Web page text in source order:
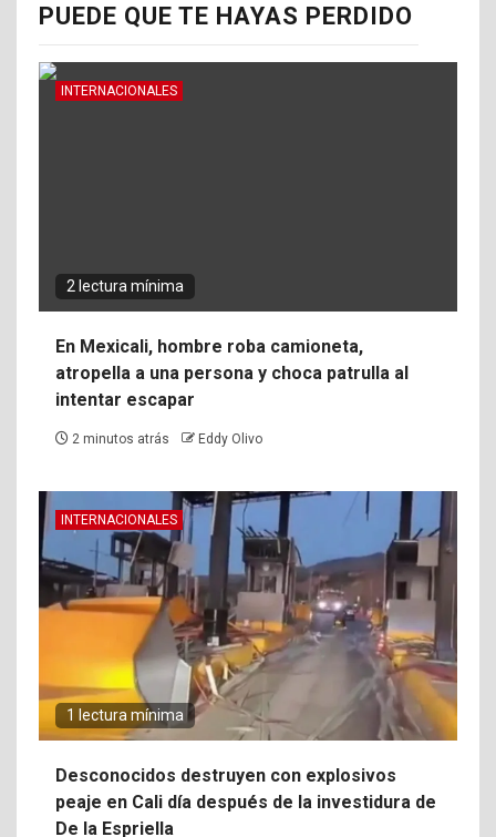
PUEDE QUE TE HAYAS PERDIDO
INTERNACIONALES
2 lectura mínima
En Mexicali, hombre roba camioneta,
atropella a una persona y choca patrulla al
intentar escapar
2 minutos atrás Eddy Olivo
INTERNACIONALES
1 lectura mínima
Desconocidos destruyen con explosivos
peaje en Cali día después de la investidura de
De la Espriella